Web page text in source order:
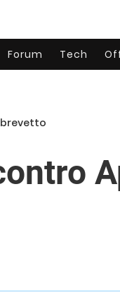
Forum Tech
brevetto